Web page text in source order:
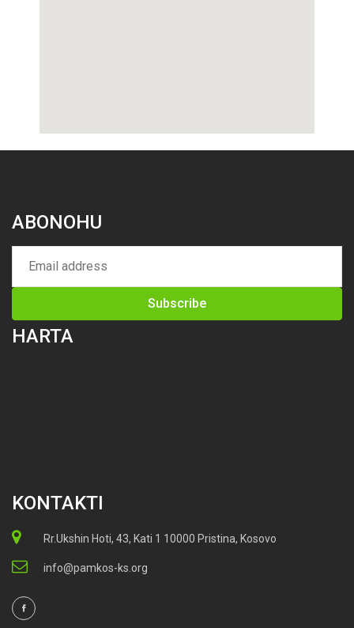
ABONOHU
HARTA
KONTAKTI
Rr.Ukshin Hoti, 43, Kati 1 10000 Pristina, Kosovo
info@pamkos-ks.org